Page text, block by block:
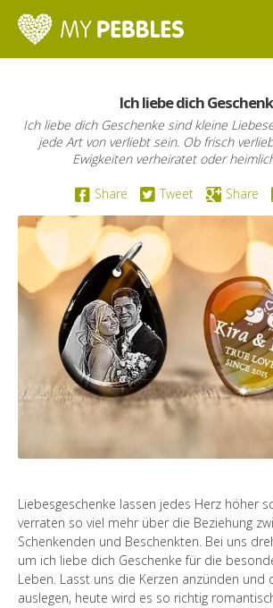
Ich liebe dich
Ich liebe dich Geschenke sind kleine
jede Art von verliebt sein. Ob frisch
Ewigkeiten verheiratet oder
Share Tweet Share
Liebesgeschenke lassen jedes Herz höher
verraten so viel mehr über die Beziehung
Schenkenden und Beschenkten. Bei uns
um ich liebe dich Geschenke für die
Leben. Lasst uns die Kerzen anzünden und
auslegen, heute wird es so richtig